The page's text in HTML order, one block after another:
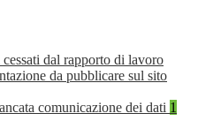
dal rapporto di lavoro
da pubblicare sul sito
comunicazione dei dati 1